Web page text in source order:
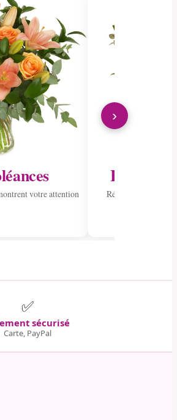
votre attention
Envoyer
Répandre la joie
›
✅
sécurisé
Carte, PayPal